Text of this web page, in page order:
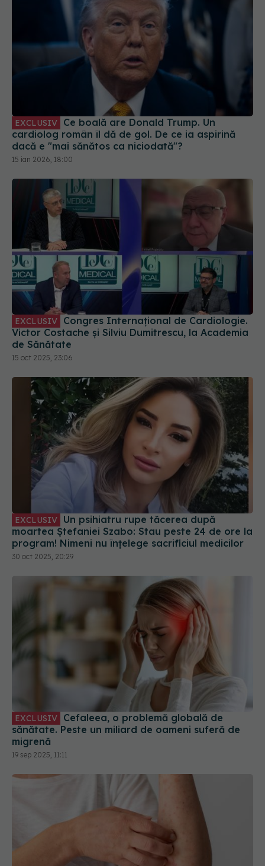
EXCLUSIV
cardiolog român îl dă de gol. De ce ia aspirină
dacă e "mai sănătos ca niciodată"?
15 ian 2026, 18:00
EXCLUSIV
Victor Costache și Silviu Dumitrescu, la Academia
de Sănătate
15 oct 2025, 23:06
EXCLUSIV
moartea Ștefaniei Szabo: Stau peste 24 de ore la
program! Nimeni nu înțelege sacrificiul medicilor
30 oct 2025, 20:29
EXCLUSIV
sănătate. Peste un miliard de oameni suferă de
migrenă
19 sep 2025, 11:11